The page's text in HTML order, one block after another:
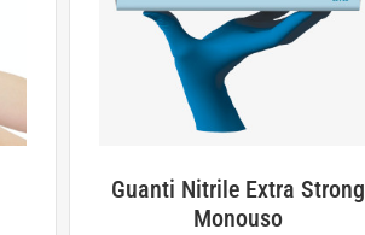
Guanti Nitrile Extra Strong
Monouso